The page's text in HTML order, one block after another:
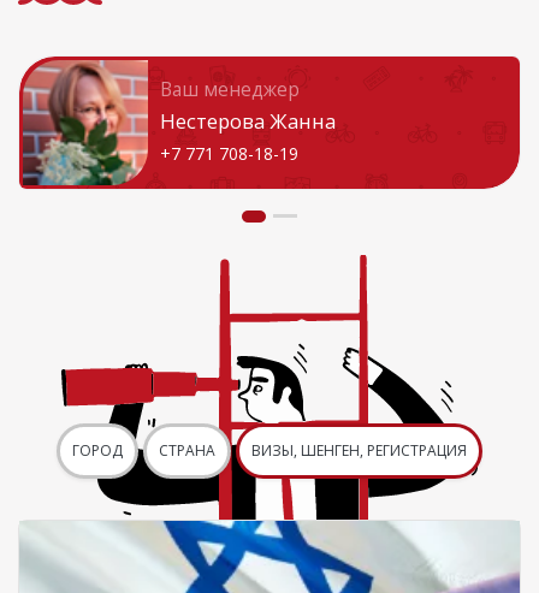
Ваш менеджер
Нестерова Жанна
+7 771 708-18-19
ГОРОД СТРАНА ВИЗЫ, ШЕНГЕН, РЕГИСТРАЦИЯ